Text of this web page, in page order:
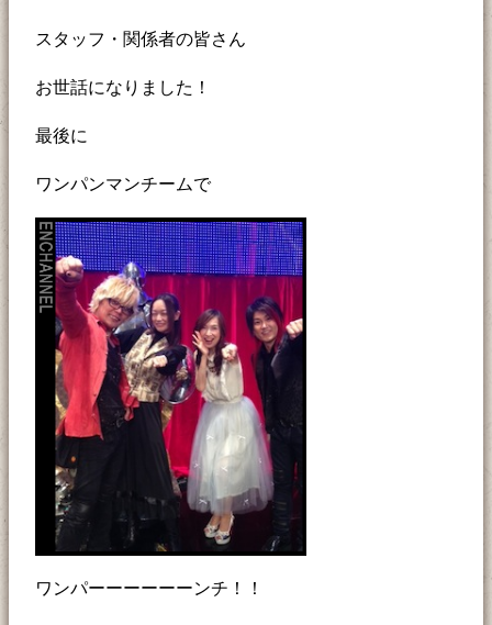
スタッフ・関係者の皆さん
お世話になりました！
最後に
ワンパンマンチームで
ワンパーーーーーーンチ！！